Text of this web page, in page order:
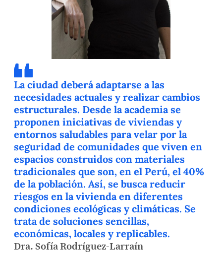
La ciudad deberá adaptarse a las
necesidades actuales y realizar cambios
estructurales. Desde la academia se
proponen iniciativas de viviendas y
entornos saludables para velar por la
seguridad de comunidades que viven en
espacios construidos con materiales
tradicionales que son, en el Perú, el 40%
de la población. Así, se busca reducir
riesgos en la vivienda en diferentes
condiciones ecológicas y climáticas. Se
trata de soluciones sencillas,
económicas, locales y replicables.
Dra. Sofía Rodríguez-Larraín